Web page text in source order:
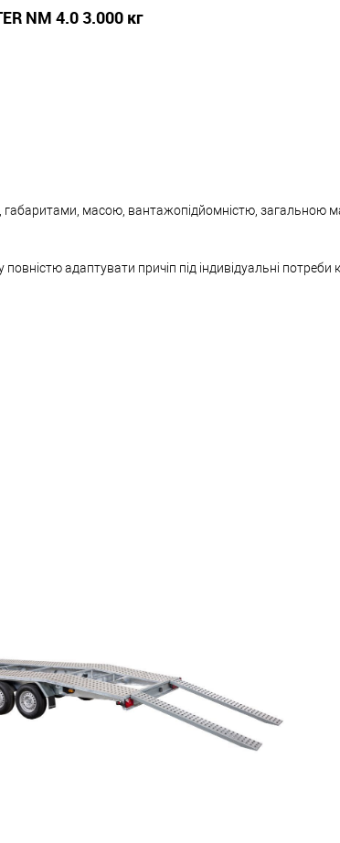
NM 4.0 3.000 кг
масою, вантажопідйомністю, загальною
адаптувати причіп під індивідуальні потреби